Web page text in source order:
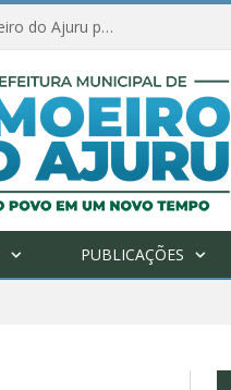
Amanhã começa nova etapa de vacinação em Limoeiro do Ajuru para idosos com 65 ou mais
PUBLICAÇÕES